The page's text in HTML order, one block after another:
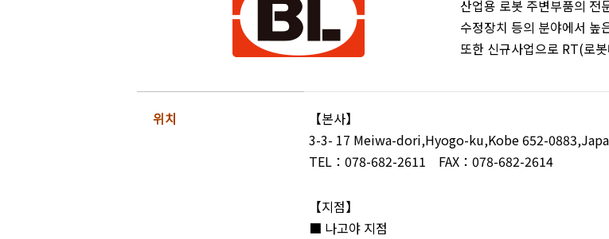
산업용 로봇 주변부품의 전
수정장치 등의 분야에서 높
또한 신규사업으로 RT(로
위치
【본사】
3-3- 17 Meiwa-dori,Hyogo-ku,Kobe 652-
TEL：078-682-2611 FAX：078-682-2614
【지점】
■ 나고야 지점